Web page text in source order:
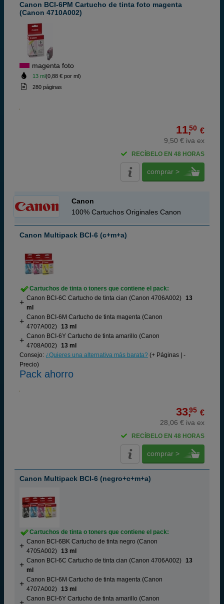
Canon BCI-6PM Cartucho de tinta foto magenta
(Canon 4710A002)
magenta foto
13 ml(0,88 € por ml)
280 páginas
11,50 €
9,50 € iva ex
RECÍBELO EN 48 HORAS
comprar >
Canon
100% Cartuchos Originales Canon
Canon Multipack BCI-6 (c+m+a)
Cartuchos de tinta o toners que contiene el pack:
Canon BCI-6C Cartucho de tinta cian (Canon 4706A002) 13
ml
Canon BCI-6M Cartucho de tinta magenta (Canon
4707A002) 13 ml
Canon BCI-6Y Cartucho de tinta amarillo (Canon
4708A002) 13 ml
Consejo: ¿Quieres una alternativa más barata? (+ Páginas | -
Precio)
Pack ahorro
33,95 €
28,06 € iva ex
RECÍBELO EN 48 HORAS
comprar >
Canon Multipack BCI-6 (negro+c+m+a)
Cartuchos de tinta o toners que contiene el pack:
Canon BCI-6BK Cartucho de tinta negro (Canon
4705A002) 13 ml
Canon BCI-6C Cartucho de tinta cian (Canon 4706A002) 13
ml
Canon BCI-6M Cartucho de tinta magenta (Canon
4707A002) 13 ml
Canon BCI-6Y Cartucho de tinta amarillo (Canon